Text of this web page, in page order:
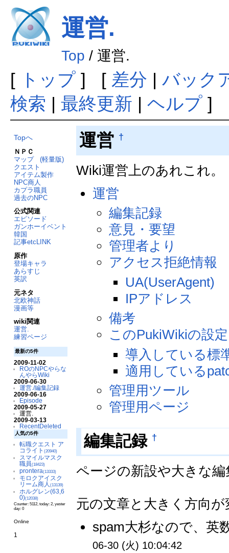
運営.
Top / 運営.
[ トップ] [ 差分 | バック
検索 | 最終更新 | ヘルプ]
Topへ
ＮＰＣ
マップ
(軽量版)
クエスト
アイテム製作
NPC商人
カプラ職員
過去のNPC
公式関連
エピソード
ガンホーイベント
韓国
記事etcLINK
原作
登場キャラ
あらすじ
英訳
元ネタ
北欧神話
漫画等
wiki関連
運営.
練習ページ
最新の5件
2009-11-02
ROのNPCやらな
んやらWiki
2009-06-30
運営./編集記録
2009-06-16
Episode
2009-05-27
運営.
2009-03-13
RecentDeleted
人気の5件
転職クエスト ア
コライト(20940)
スマイルマスク
職員(18423)
prontera(13333)
モロクアイスク
リーム商人(13139)
ホルグレン(63,6
0)(12038)
Counter: 5112, today: 2, yester
day: 0
Online
1
運営 †
Wiki運営上のあれこれ。
運営
編集記録
意見・要望
管理者より
アクセス拒絶情報
UA(UserAgent)
IPアドレス
備考
このPukiWikiの設定
導入している標
適用している
管理用ツール
管理用ページ
編集記録 †
ページの新設や大きな
元の文章と大きく方向
spam大杉なので、英
06-30 (火) 10:04:42